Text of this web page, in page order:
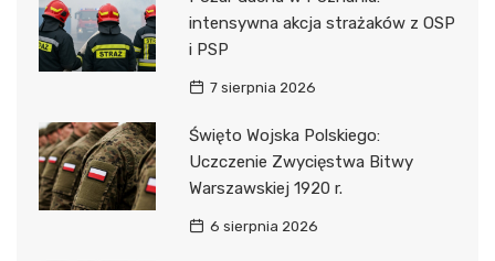
intensywna akcja strażaków z OSP
i PSP
7 sierpnia 2026
Święto Wojska Polskiego:
Uczczenie Zwycięstwa Bitwy
Warszawskiej 1920 r.
6 sierpnia 2026